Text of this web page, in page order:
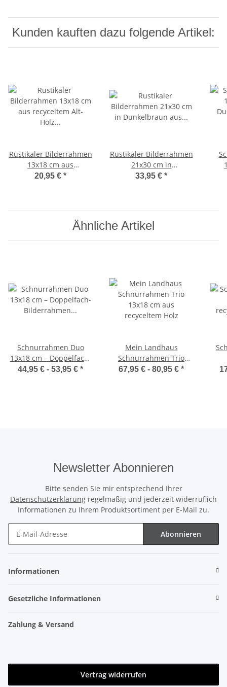
Kunden kauften dazu folgende Artikel:
Rustikaler Bilderrahmen
13x18 cm aus
recyceltem Alt-Holz in
20,95 € *
Rustikaler Bilderrahmen
21x30 cm in
Dunkelbraun aus
33,95 € *
Ähnliche Artikel
Schnurrahmen Duo
13x18 cm – Doppelfach-
Bilderrahmen aus
44,95 € - 53,95 € *
Mein Landhaus
Schnurrahmen Trio
13x18 cm aus
67,95 € - 80,95 € *
Newsletter Abonnieren
Bitte senden Sie mir entsprechend Ihrer
Datenschutzerklärung regelmäßig und jederzeit widerruflich
Informationen zu Ihrem Produktsortiment per E-Mail zu.
Abonnieren
Informationen
Gesetzliche Informationen
Zahlung & Versand
Vertrag widerrufen